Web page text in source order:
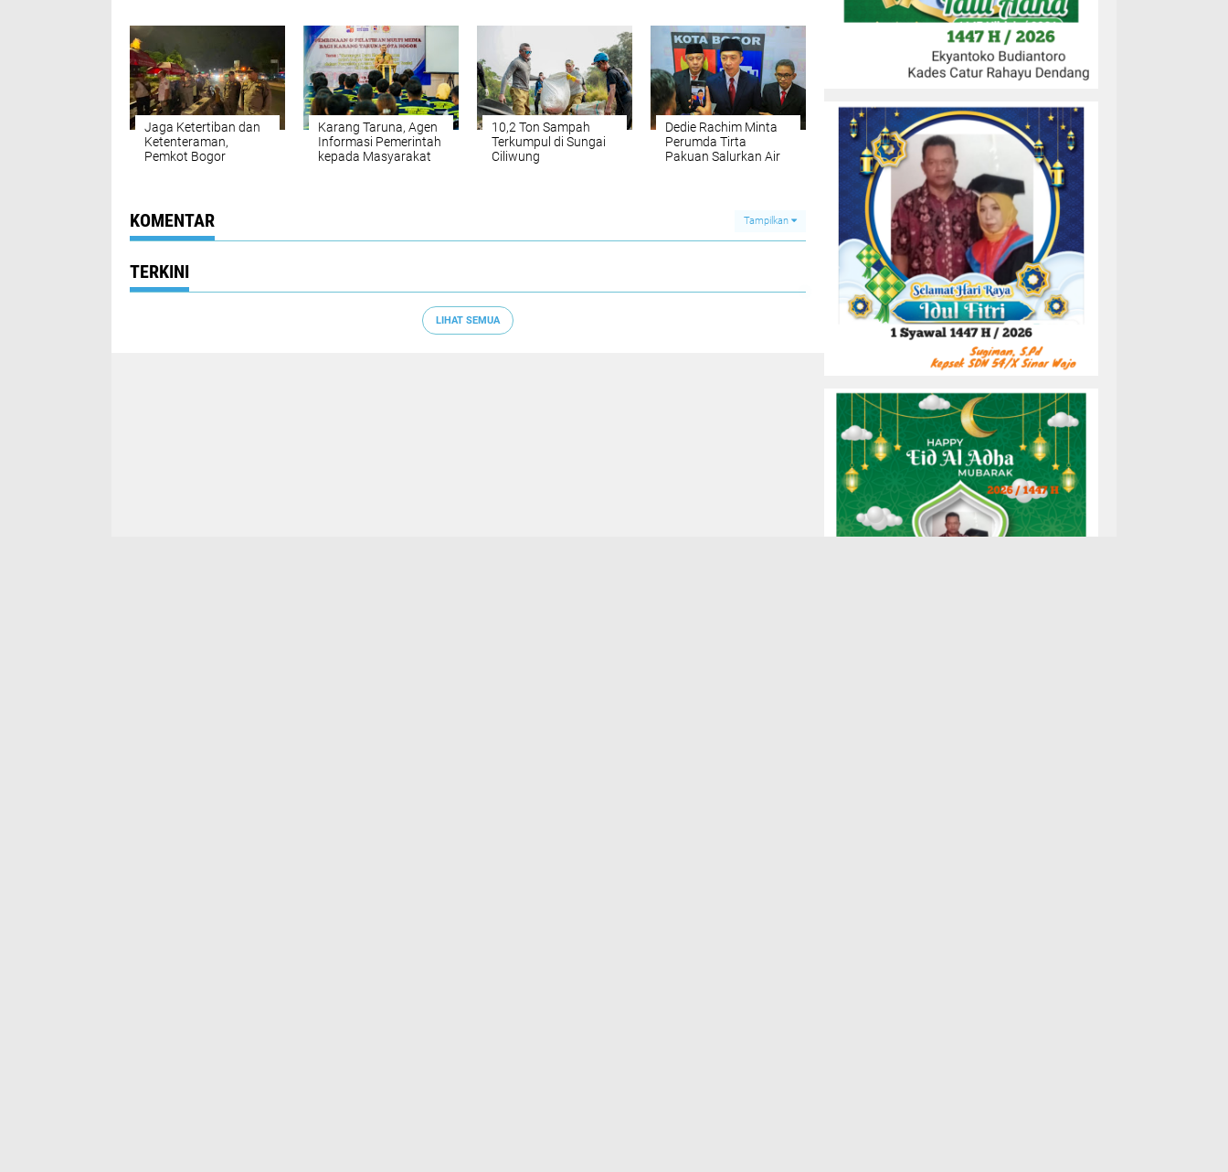
Jaga Ketertiban dan
Ketenteraman,
Pemkot Bogor
Karang Taruna, Agen
Informasi Pemerintah
kepada Masyarakat
10,2 Ton Sampah
Terkumpul di Sungai
Ciliwung
Dedie Rachim Minta
Perumda Tirta
Pakuan Salurkan Air
KOMENTAR Tampilkan
TERKINI
LIHAT SEMUA